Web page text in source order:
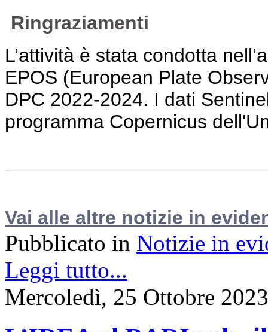
Ringraziamenti
L’attività è stata condotta
EPOS (European Plate
DPC 2022-2024. I dati
programma Copernicus
Vai alle altre notizie in
Pubblicato in Notizie in
Leggi tutto...
Mercoledì, 25 Ottobre